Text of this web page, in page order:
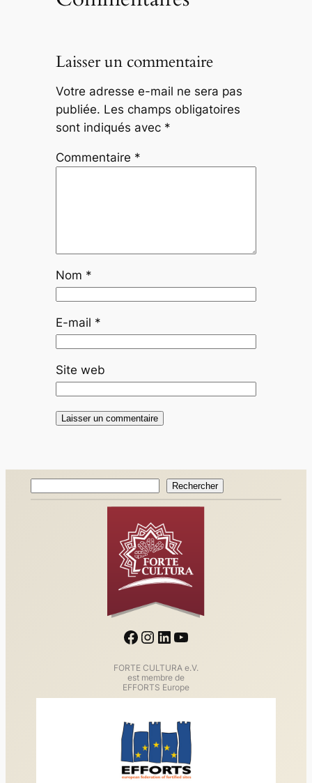
Laisser un commentaire
Votre adresse e-mail ne sera pas
publiée. Les champs obligatoires
sont indiqués avec *
Commentaire *
Nom *
E-mail *
Site web
Rechercher
Facebook Instagram LinkedIn YouTube
FORTE CULTURA e.V.
est membre de
EFFORTS Europe